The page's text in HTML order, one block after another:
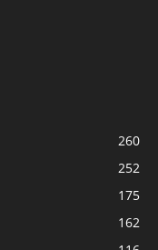
260
252
175
162